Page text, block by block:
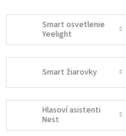
Smart osvetlenie
Yeelight
Smart žiarovky
Hlasoví asistenti
Nest